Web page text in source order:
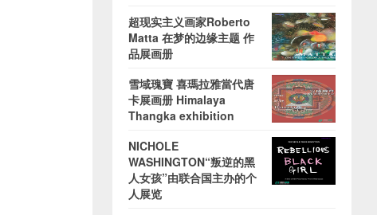
超现实主义画家Roberto
Matta 在梦的边缘主题 作
品展画册
雪域瑰寶 喜瑪拉雅當代唐
卡展画册 Himalaya
Thangka exhibition
NICHOLE
WASHINGTON“叛逆的黑
人女孩”由联合国主办的个
人展览